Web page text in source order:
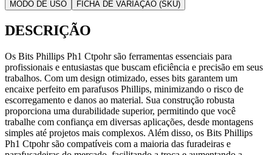
MODO DE USO
FICHA DE VARIAÇÃO (SKU)
DESCRIÇÃO
Os Bits Phillips Ph1 Ctpohr são ferramentas essenciais para
profissionais e entusiastas que buscam eficiência e precisão em seus
trabalhos. Com um design otimizado, esses bits garantem um
encaixe perfeito em parafusos Phillips, minimizando o risco de
escorregamento e danos ao material. Sua construção robusta
proporciona uma durabilidade superior, permitindo que você
trabalhe com confiança em diversas aplicações, desde montagens
simples até projetos mais complexos. Além disso, os Bits Phillips
Ph1 Ctpohr são compatíveis com a maioria das furadeiras e